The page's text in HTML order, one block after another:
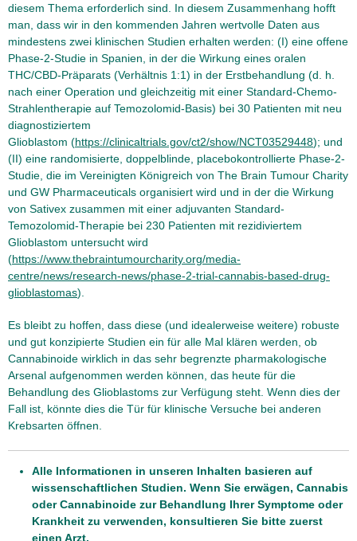
diesem Thema erforderlich sind. In diesem Zusammenhang hofft
man, dass wir in den kommenden Jahren wertvolle Daten aus
mindestens zwei klinischen Studien erhalten werden: (I) eine offene
Phase-2-Studie in Spanien, in der die Wirkung eines oralen
THC/CBD-Präparats (Verhältnis 1:1) in der Erstbehandlung (d. h.
nach einer Operation und gleichzeitig mit einer Standard-Chemo-
Strahlentherapie auf Temozolomid-Basis) bei 30 Patienten mit neu
diagnostiziertem
Glioblastom (https://clinicaltrials.gov/ct2/show/NCT03529448); und
(II) eine randomisierte, doppelblinde, placebokontrollierte Phase-2-
Studie, die im Vereinigten Königreich von The Brain Tumour Charity
und GW Pharmaceuticals organisiert wird und in der die Wirkung
von Sativex zusammen mit einer adjuvanten Standard-
Temozolomid-Therapie bei 230 Patienten mit rezidiviertem
Glioblastom untersucht wird
(https://www.thebraintumourcharity.org/media-
centre/news/research-news/phase-2-trial-cannabis-based-drug-
glioblastomas).
Es bleibt zu hoffen, dass diese (und idealerweise weitere) robuste
und gut konzipierte Studien ein für alle Mal klären werden, ob
Cannabinoide wirklich in das sehr begrenzte pharmakologische
Arsenal aufgenommen werden können, das heute für die
Behandlung des Glioblastoms zur Verfügung steht. Wenn dies der
Fall ist, könnte dies die Tür für klinische Versuche bei anderen
Krebsarten öffnen.
Alle Informationen in unseren Inhalten basieren auf
wissenschaftlichen Studien. Wenn Sie erwägen, Cannabis
oder Cannabinoide zur Behandlung Ihrer Symptome oder
Krankheit zu verwenden, konsultieren Sie bitte zuerst
einen Arzt.